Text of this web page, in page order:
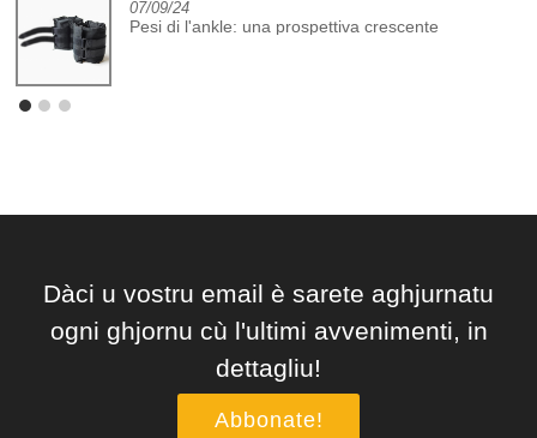
07/09/24
Pesi di l'ankle: una prospettiva crescente
Dàci u vostru email è sarete aghjurnatu
ogni ghjornu cù l'ultimi avvenimenti, in
dettagliu!
Abbonate!